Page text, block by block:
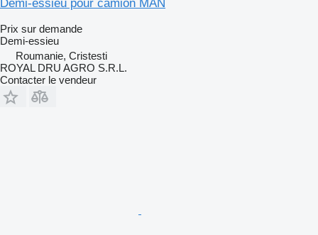
Demi-essieu pour camion MAN
Prix sur demande
Demi-essieu
Roumanie, Cristesti
ROYAL DRU AGRO S.R.L.
Contacter le vendeur